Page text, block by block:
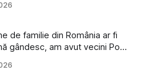
a acelui duo era cam
de familie din România ar fi
gândesc, am avut vecini Popa
termenului de popă că ar